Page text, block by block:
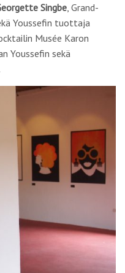
Singbe , Grand-
Youssefin tuottaja
Musée Karon
Youssefin sekä